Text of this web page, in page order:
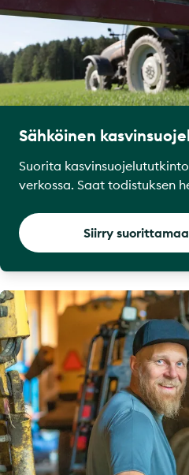
Sähköinen
Suorita
verkossa. Saat todistuksen
Siirry